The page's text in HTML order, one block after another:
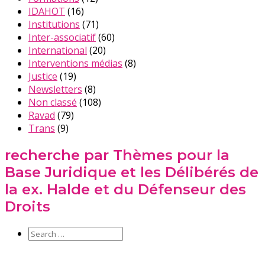
IDAHOT (16)
Institutions (71)
Inter-associatif(60)
International (20)
Interventions médias (8)
Justice (19)
Newsletters (8)
Non classé (108)
Ravad (79)
Trans (9)
recherche par Thèmes pour la
Base Juridique et les Délibérés de
la ex. Halde et du Défenseur des
Droits